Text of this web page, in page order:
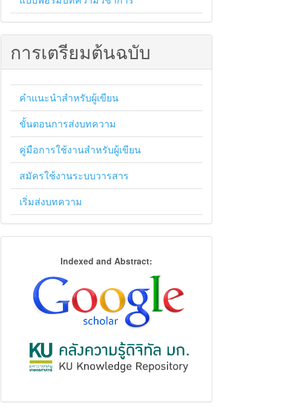
การเตรียมต้นฉบับ
คำแนะนำสำหรับผู้เขียน
ขั้นตอนการส่งบทความ
คู่มือการใช้งานสำหรับผู้เขียน
สมัครใช้งานระบบวารสาร
เริ่มส่งบทความ
ฐาน
ข้อมูล
Indexed and Abstract: